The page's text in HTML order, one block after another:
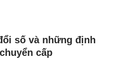
số và những định
cấp